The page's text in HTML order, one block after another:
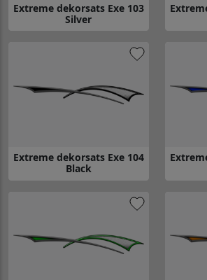
Extreme dekorsats Exe 103
Silver
Extreme dekorsats Exe 104
Black